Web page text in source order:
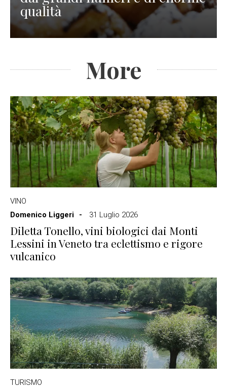
qualità
More
VINO
Domenico Liggeri
31 Luglio 2026
Diletta Tonello, vini biologici dai Monti
Lessini in Veneto tra eclettismo e rigore
vulcanico
TURISMO